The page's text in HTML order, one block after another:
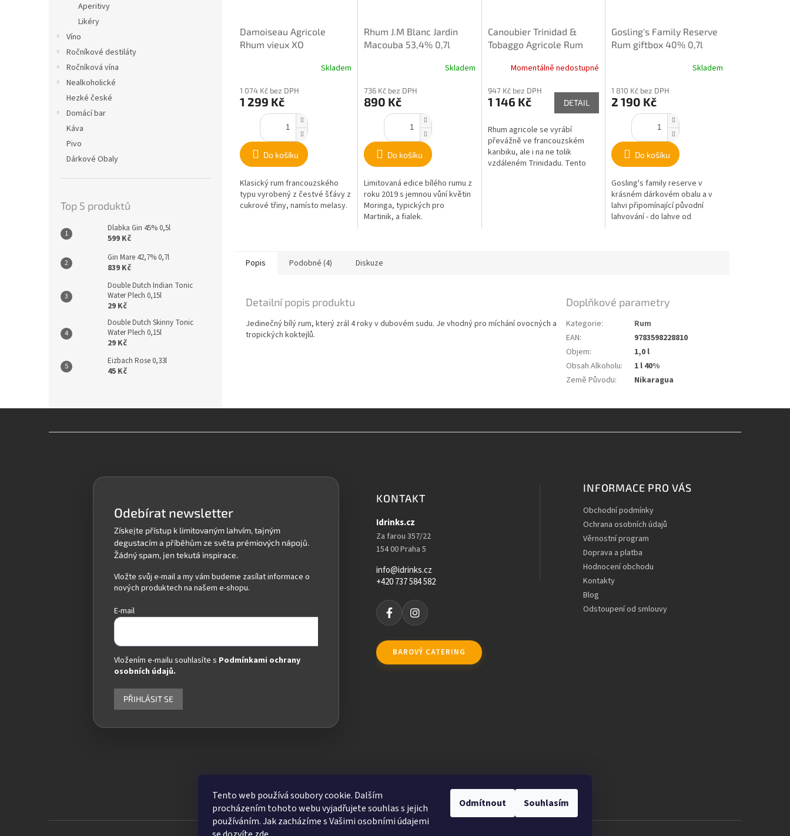
Tento web používá soubory cookie. Dalším
procházením tohoto webu vyjadřujete souhlas s jejich
používáním. Jak zacházíme s Vašimi osobními údajemi
Odmítnout Souhlasím
Aperitivy
Likéry
Víno
Ročníkové destiláty
Ročníková vína
Nealkoholické
Hezké české
Domácí bar
Káva
Pivo
Dárkové Obaly
Top 5 produktů
Dlabka Gin 45% 0,5l
599 Kč
Gin Mare 42,7% 0,7l
839 Kč
Double Dutch Indian Tonic
Water Plech 0,15l
29 Kč
Double Dutch Skinny Tonic
Water Plech 0,15l
29 Kč
Eizbach Rose 0,33l
45 Kč
Damoiseau Agricole
Rhum vieux XO
Skladem
1 074 Kč bez DPH
1 299 Kč
Do košíku
Klasický rum francouzského
typu vyrobený z čestvé šťávy z
cukrové třiny, namísto melasy.
Rhum J.M Blanc Jardin
Macouba 53,4% 0,7l
Skladem
736 Kč bez DPH
890 Kč
Do košíku
Limitovaná edice bílého rumu z
roku 2019 s jemnou vůní květin
Moringa, typických pro
Martinik, a fialek.
Canoubier Trinidad &
Tobaggo Agricole Rum
Momentálně nedostupné
947 Kč bez DPH
1 146 Kč DETAIL
Rhum agricole se vyrábí
převážně ve francouzském
karibiku, ale i na ne tolik
vzdáleném Trinidadu. Tento
Gosling's Family Reserve
Rum giftbox 40% 0,7l
Skladem
1 810 Kč bez DPH
2 190 Kč
Do košíku
Gosling's family reserve v
krásném dárkovém obalu a v
lahvi připomínající původní
lahvování - do lahve od
Popis Podobné (4) Diskuze
Detailní popis produktu
Jedinečný bílý rum, který zrál 4 roky v dubovém sudu. Je vhodný pro míchání ovocných a
tropických koktejlů.
Doplňkové parametry
Kategorie:
Rum
EAN:
9783598228810
Objem:
1,0 l
Obsah Alkoholu:
1 l 40%
Země Původu: Nikaragua
Odebírat newsletter
Vložte svůj e-mail a my vám budeme zasílat informace o
nových produktech na našem e-shopu.
E-mail
Vložením e-mailu souhlasíte s Podmínkami ochrany
osobních údajů.
PŘIHLÁSIT SE
KONTAKT
Idrinks.cz
Za farou 357/22
154 00 Praha 5
info@idrinks.cz
+420 737 584 582
BAROVÝ CATERING
INFORMACE PRO VÁS
Obchodní podmínky
Ochrana osobních údajů
Věrnostní program
Doprava a platba
Hodnocení obchodu
Kontakty
Blog
Odstoupení od smlouvy